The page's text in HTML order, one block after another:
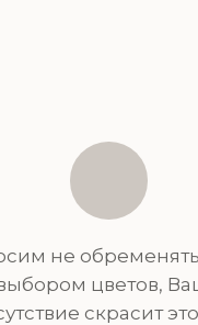
не
цветов,
скрасит